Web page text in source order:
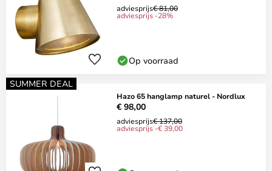
adviesprijs€ 81,00
adviesprijs -28%
Op voorraad
SUMMER DEAL
Hazo 65 hanglamp naturel - Nordlux
€ 98,00
adviesprijs€ 137,00
adviesprijs -€ 39,00